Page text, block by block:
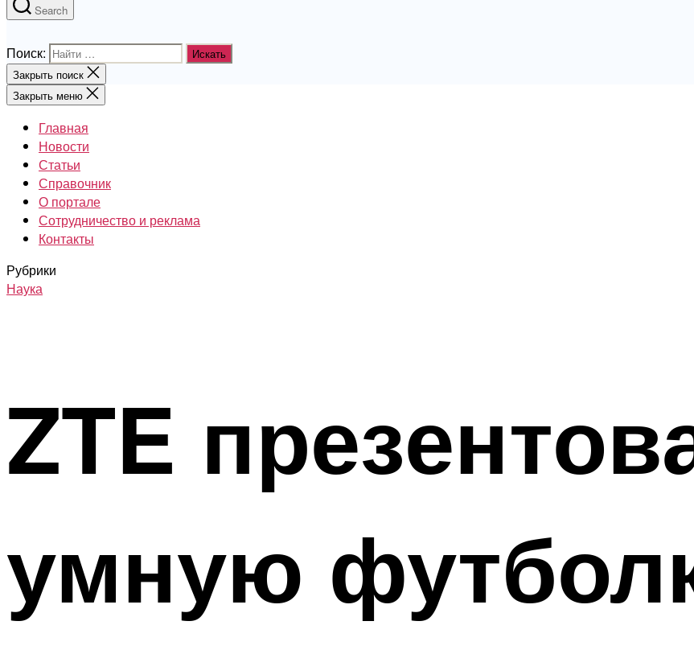
Search
Поиск:
Закрыть поиск
Закрыть меню
Главная
Новости
Статьи
Справочник
О портале
Сотрудничество и реклама
Контакты
Рубрики
Наука
ZTE
умную